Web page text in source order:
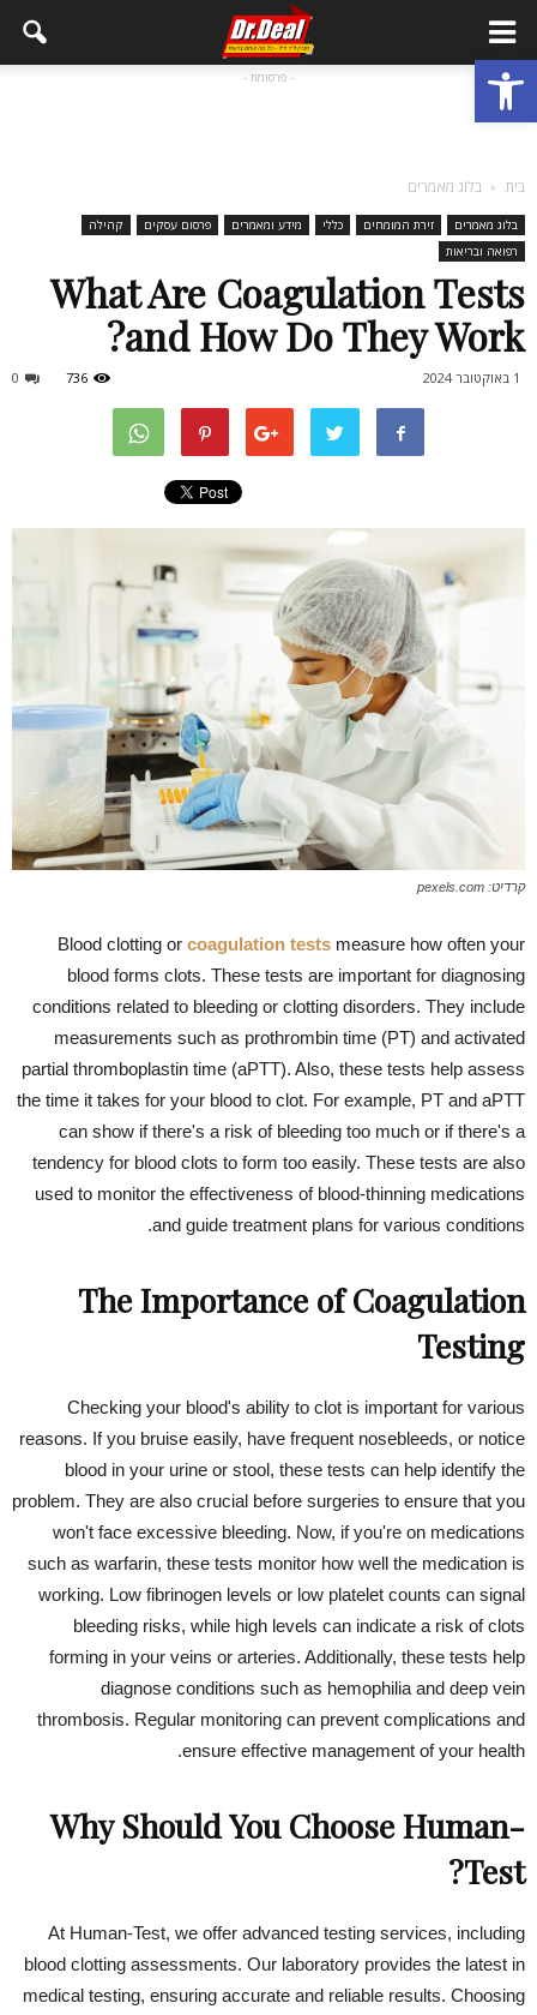
פתח סרגל נגישות - פרסומת -
בית בלוג מאמרים
בלוג מאמרים זירת המומחים כללי מידע ומאמרים פרסום עסקים
קהילה
רפואה ובריאות
What Are Coagulation Tests
and How Do They Work?
1 באוקטובר 2024 0 736
קרדיט: pexels.com
Blood clotting or coagulation tests measure how often your
blood forms clots. These tests are important for diagnosing
conditions related to bleeding or clotting disorders. They include
measurements such as prothrombin time (PT) and activated
partial thromboplastin time (aPTT). Also, these tests help assess
the time it takes for your blood to clot. For example, PT and aPTT
can show if there's a risk of bleeding too much or if there's a
tendency for blood clots to form too easily. These tests are also
used to monitor the effectiveness of blood-thinning medications
and guide treatment plans for various conditions.
The Importance of Coagulation
Testing
Checking your blood's ability to clot is important for various
reasons. If you bruise easily, have frequent nosebleeds, or notice
blood in your urine or stool, these tests can help identify the
problem. They are also crucial before surgeries to ensure that you
won't face excessive bleeding. Now, if you're on medications
such as warfarin, these tests monitor how well the medication is
working. Low fibrinogen levels or low platelet counts can signal
bleeding risks, while high levels can indicate a risk of clots
forming in your veins or arteries. Additionally, these tests help
diagnose conditions such as hemophilia and deep vein
thrombosis. Regular monitoring can prevent complications and
ensure effective management of your health.
Why Should You Choose Human-
Test?
At Human-Test, we offer advanced testing services, including
blood clotting assessments. Our laboratory provides the latest in
medical testing, ensuring accurate and reliable results. Choosing